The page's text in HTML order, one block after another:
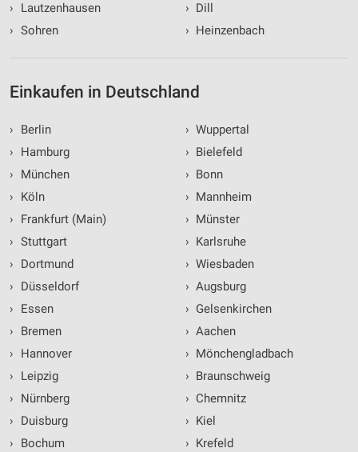
›
Lautzenhausen
› Sohren
› Dill
› Heinzenbach
Einkaufen in Deutschland
›
Berlin
›
Hamburg
›
München
›
Köln
›
Frankfurt (Main)
› Stuttgart
›
Dortmund
›
Düsseldorf
›
Essen
›
Bremen
›
Hannover
›
Leipzig
›
Nürnberg
›
Duisburg
›
Bochum
› Wuppertal
› Bielefeld
› Bonn
› Mannheim
› Münster
› Karlsruhe
› Wiesbaden
› Augsburg
› Gelsenkirchen
› Aachen
› Mönchengladbach
› Braunschweig
› Chemnitz
› Kiel
› Krefeld
Notwendig
Funktional
Werbung